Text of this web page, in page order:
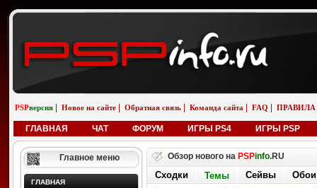
PSPверсия Новое на сайте Обратная связь Команда сайта FAQ ПРАВИЛА
ГЛАВНАЯ ЧАТ ФОРУМ ИГРЫ PS4 ИГРЫ PSP
Главное меню
ГЛАВНАЯ
Обзор нового на PSPinfo.RU
Сходки Темы Сейвы Обои